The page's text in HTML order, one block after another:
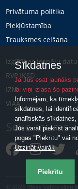
Privātuma politika
Piekļūstamība
Trauksmes celšana
Izglītības iespēju
RVP IKSD
IZM
VIAA
Seko mums
© 2026 Rīgas Valsts vācu
Sīkdatnes
Ja Jūs esat jaunāks
lai viņi izlasa šo
Informējam, ka
sīkdatnes, lai
analītiskās sīkdatnes,
Jūs varat piekrist
pogas "Piekrītu" vai
Uzzināt vairāk
Piekrītu